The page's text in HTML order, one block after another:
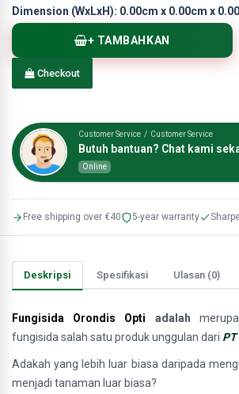
Dimension (WxLxH): 0.00cm x 0.00cm x
+ TAMBAHKAN
Checkout
Customer Service / Customer Service
Butuh bantuan? Chat kami
Online
Free shipping over €40 5-year warranty
Deskripsi Spesifikasi Ulasan (0)
Fungisida Orondis Opti adalah
fungisida salah satu produk unggulan dari
Adakah yang lebih luar biasa daripada
menjadi tanaman luar biasa?